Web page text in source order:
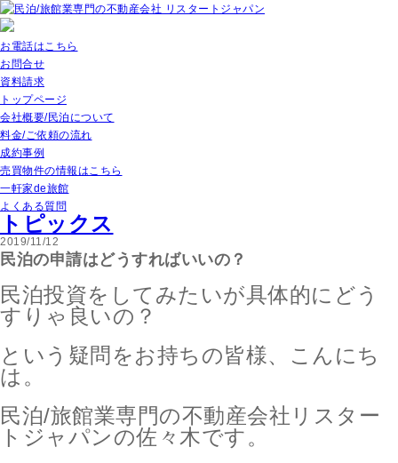
お電話はこちら
お問合せ
資料請求
トップページ
会社概要/民泊について
料金/ご依頼の流れ
成約事例
売買物件の情報はこちら
一軒家de旅館
よくある質問
トピックス
2019/11/12
民泊の申請はどうすればいいの？
民泊投資をしてみたいが具体的にどう
すりゃ良いの？
という疑問をお持ちの皆様、こんにち
は。
民泊/旅館業専門の不動産会社リスター
トジャパンの佐々木です。